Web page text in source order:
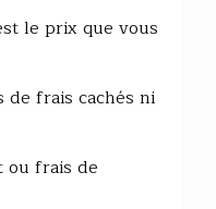
le prix que vous
frais cachés ni
ou frais de